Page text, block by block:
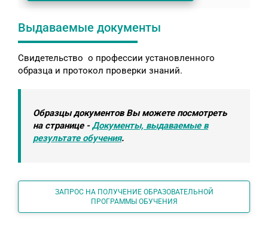
Выдаваемые документы
Свидетельство о профессии установленного
образца и протокол проверки знаний.
Образцы документов Вы можете посмотреть
на странице -Документы, выдаваемые в
результате обучения.
ЗАПРОС НА ПОЛУЧЕНИЕ ОБРАЗОВАТЕЛЬНОЙ
ПРОГРАММЫ ОБУЧЕНИЯ